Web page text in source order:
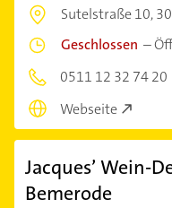
Sutelstraße 10,
Geschlossen –
0511 12 32 74 20
Webseite
Jacques’ Wein-
Bemerode